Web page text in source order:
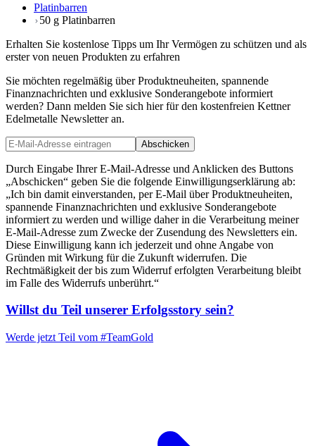
Platinbarren
50 g Platinbarren
Erhalten Sie kostenlose Tipps um Ihr Vermögen zu schützen und als
erster von neuen Produkten zu erfahren
Sie möchten regelmäßig über Produktneuheiten, spannende
Finanznachrichten und exklusive Sonderangebote informiert
werden? Dann melden Sie sich hier für den kostenfreien Kettner
Edelmetalle Newsletter an.
Abschicken
Durch Eingabe Ihrer E-Mail-Adresse und Anklicken des Buttons
„Abschicken“ geben Sie die folgende Einwilligungserklärung ab:
„Ich bin damit einverstanden, per E-Mail über Produktneuheiten,
spannende Finanznachrichten und exklusive Sonderangebote
informiert zu werden und willige daher in die Verarbeitung meiner
E-Mail-Adresse zum Zwecke der Zusendung des Newsletters ein.
Diese Einwilligung kann ich jederzeit und ohne Angabe von
Gründen mit Wirkung für die Zukunft widerrufen. Die
Rechtmäßigkeit der bis zum Widerruf erfolgten Verarbeitung bleibt
im Falle des Widerrufs unberührt.“
Willst du Teil unserer Erfolgsstory sein?
Werde jetzt Teil vom #TeamGold